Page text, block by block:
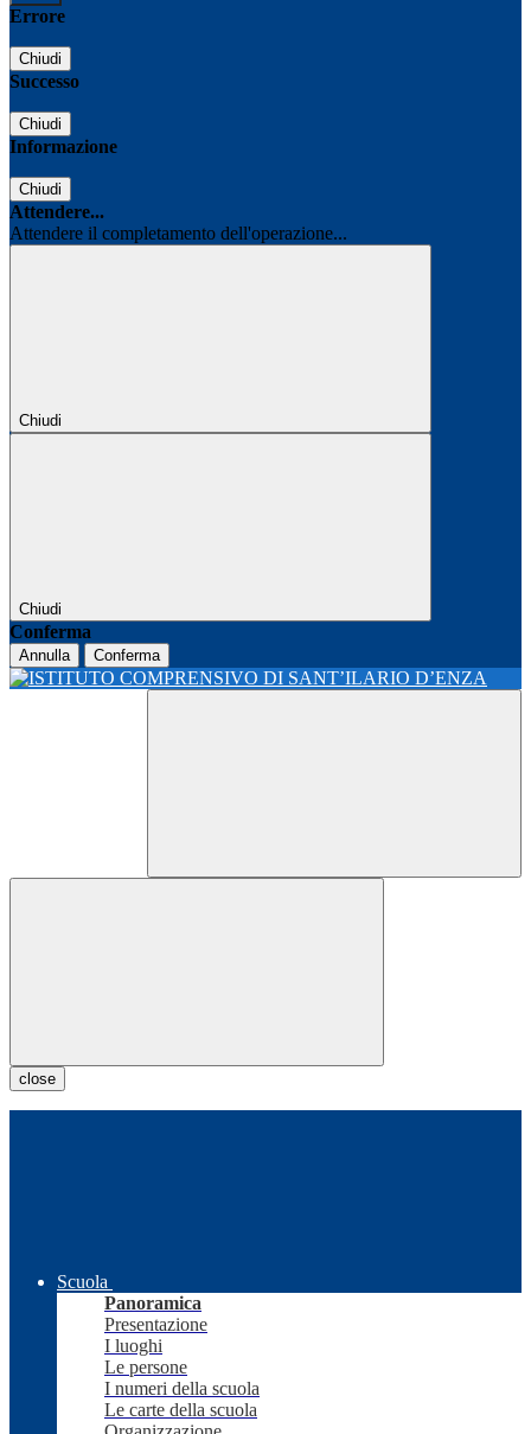
Errore
Chiudi
Successo
Chiudi
Informazione
Chiudi
Attendere...
Attendere il completamento dell'operazione...
Chiudi
Chiudi
Conferma
Annulla Conferma
close
Scuola
Panoramica
Presentazione
I luoghi
Le persone
I numeri della scuola
Le carte della scuola